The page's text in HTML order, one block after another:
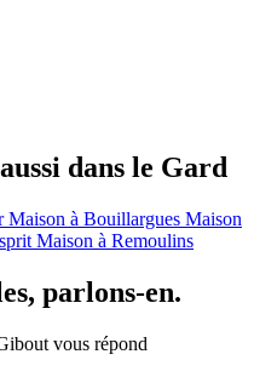
dans le Gard
Maison à Bouillargues Maison
Maison à Remoulins
parlons-en.
vous répond